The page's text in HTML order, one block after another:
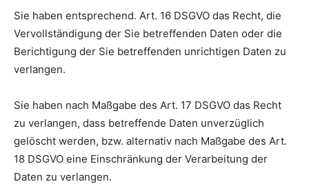
Sie haben entsprechend. Art. 16 DSGVO das Recht, die
Vervollständigung der Sie betreffenden Daten oder die
Berichtigung der Sie betreffenden unrichtigen Daten zu
verlangen.
Sie haben nach Maßgabe des Art. 17 DSGVO das Recht
zu verlangen, dass betreffende Daten unverzüglich
gelöscht werden, bzw. alternativ nach Maßgabe des Art.
18 DSGVO eine Einschränkung der Verarbeitung der
Daten zu verlangen.